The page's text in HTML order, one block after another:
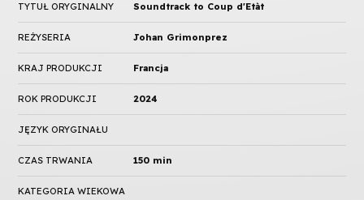
TYTUŁ ORYGINALNY Soundtrack to Coup d'Etàt
REŻYSERIA Johan Grimonprez
KRAJ PRODUKCJI Francja
ROK PRODUKCJI 2024
JĘZYK ORYGINAŁU
CZAS TRWANIA 150 min
KATEGORIA WIEKOWA